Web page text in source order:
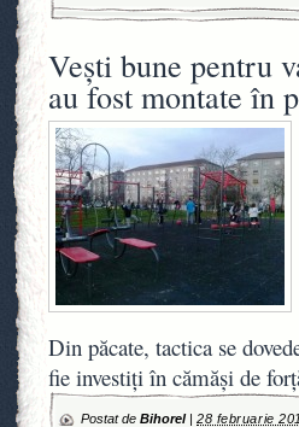
Veşti bune pentru
au fost montate în
Din păcate, tactica se
fie investiţi în cămăşi de
Postat de Bihorel| 28 februarie